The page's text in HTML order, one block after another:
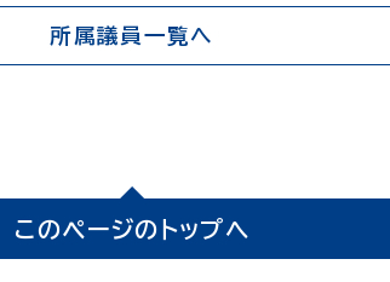
所属議員一覧へ
このページのトップへ